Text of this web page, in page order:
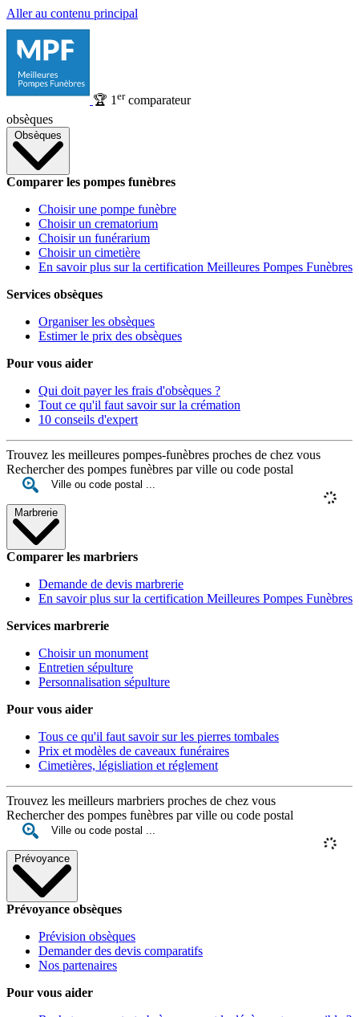
Aller au contenu principal
🏆 1 ercomparateur
obsèques
Obsèques
Comparer les pompes funèbres
Choisir une pompe funèbre
Choisir un crematorium
Choisir un funérarium
Choisir un cimetière
En savoir plus sur la certification Meilleures Pompes Funèbres
Services obsèques
Organiser les obsèques
Estimer le prix des obsèques
Pour vous aider
Qui doit payer les frais d'obsèques ?
Tout ce qu'il faut savoir sur la crémation
10 conseils d'expert
Trouvez les meilleures pompes-funèbres proches de chez vous
Rechercher des pompes funèbres par ville ou code postal
Marbrerie
Comparer les marbriers
Demande de devis marbrerie
En savoir plus sur la certification Meilleures Pompes Funèbres
Services marbrerie
Choisir un monument
Entretien sépulture
Personnalisation sépulture
Pour vous aider
Tous ce qu'il faut savoir sur les pierres tombales
Prix et modèles de caveaux funéraires
Cimetières, législiation et réglement
Trouvez les meilleurs marbriers proches de chez vous
Rechercher des pompes funèbres par ville ou code postal
Prévoyance
Prévoyance obsèques
Prévision obsèques
Demander des devis comparatifs
Nos partenaires
Pour vous aider